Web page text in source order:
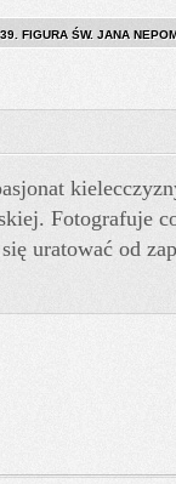
39. FIGURA ŚW. JANA
Fotografuje
uratować od